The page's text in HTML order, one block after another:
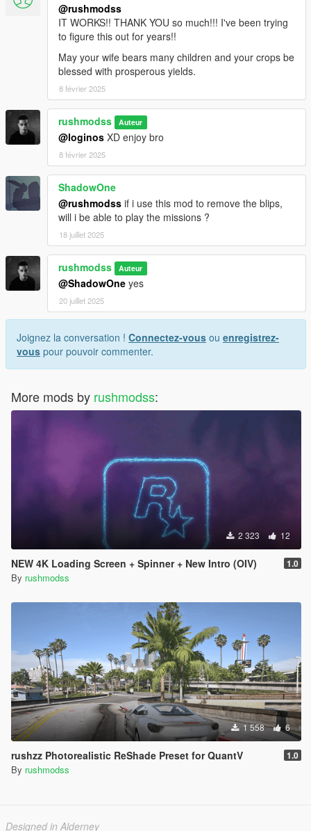
@rushmodss
IT WORKS!! THANK YOU so much!!! I've been trying
to figure this out for years!!
May your wife bears many children and your crops be
blessed with prosperous yields.
8 février 2025
rushmodss Auteur
@loginos XD enjoy bro
8 février 2025
ShadowOne
@rushmodss if i use this mod to remove the blips,
will i be able to play the missions ?
18 juillet 2025
rushmodss Auteur
@ShadowOne yes
20 juillet 2025
Joignez la conversation ! Connectez-vous ou enregistrez-
vous pour pouvoir commenter.
More mods by rushmodss:
2 323 12
NEW 4K Loading Screen + Spinner + New Intro (OIV) 1.0
By rushmodss
1 558 6
rushzz Photorealistic ReShade Preset for QuantV 1.0
By rushmodss
Designed in Alderney